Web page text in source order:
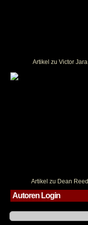
Artikel zu Victor Jara
Artikel zu Dean Reed
Autoren Login